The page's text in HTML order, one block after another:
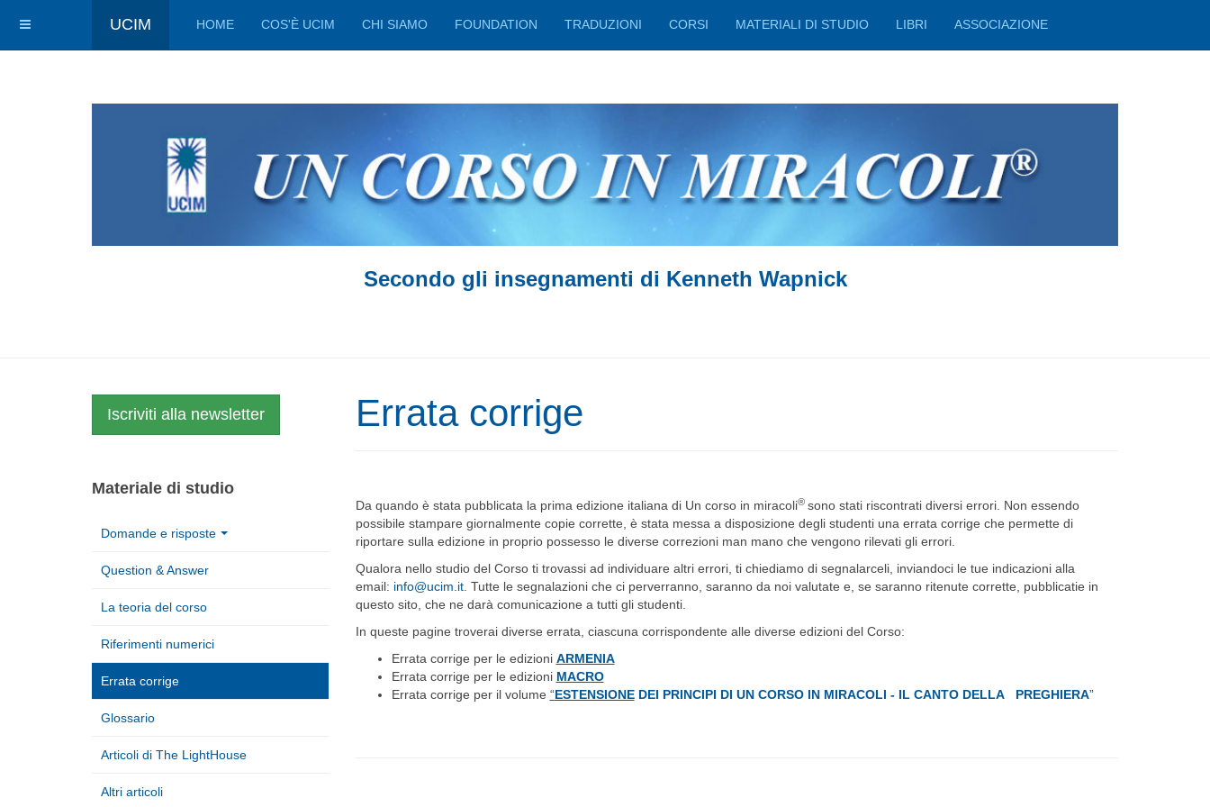
UCIM HOME COS'È UCIM CHI SIAMO FOUNDATION TRADUZIONI CORSI MATERIALI DI STUDIO LIBRI ASSOCIAZIONE
Secondo gli insegnamenti di Kenneth Wapnick
Errata corrige
Da quando è stata pubblicata la prima edizione italiana di Un corso in miracoli® sono stati riscontrati diversi errori. Non essendo
possibile stampare giornalmente copie corrette, è stata messa a disposizione degli studenti una errata corrige che permette di
riportare sulla edizione in proprio possesso le diverse correzioni man mano che vengono rilevati gli errori.
Qualora nello studio del Corso ti trovassi ad individuare altri errori, ti chiediamo di segnalarceli, inviandoci le tue indicazioni alla
email: info@ucim.it. Tutte le segnalazioni che ci perverranno, saranno da noi valutate e, se saranno ritenute corrette, pubblicatie in
questo sito, che ne darà comunicazione a tutti gli studenti.
In queste pagine troverai diverse errata, ciascuna corrispondente alle diverse edizioni del Corso:
Errata corrige per le edizioni ARMENIA
Errata corrige per le edizioni MACRO
Errata corrige per il volume “ESTENSIONEDEI PRINCIPI DI UN CORSO IN MIRACOLI - IL CANTO DELLA PREGHIERA”
Iscriviti alla newsletter
Materiale di studio
Domande e risposte
Question & Answer
La teoria del corso
Riferimenti numerici
Errata corrige
Glossario
Articoli di The LightHouse
Altri articoli